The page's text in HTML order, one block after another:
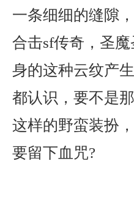
一条细细的缝隙
合击sf传奇，圣
身的这种云纹产
都认识，要不是
这样的野蛮装扮
要留下血咒?